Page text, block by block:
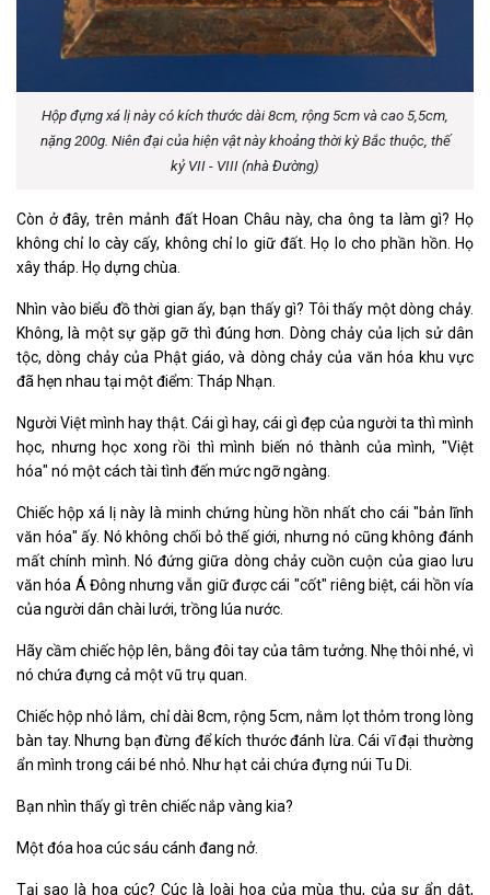
Hộp đựng xá lị này có kích thước dài 8cm, rộng 5cm và cao 5,5cm,
nặng 200g. Niên đại của hiện vật này khoảng thời kỳ Bắc thuộc, thế
kỷ VII - VIII (nhà Đường)
Còn ở đây, trên mảnh đất Hoan Châu này, cha ông ta làm gì? Họ
không chỉ lo cày cấy, không chỉ lo giữ đất. Họ lo cho phần hồn. Họ
xây tháp. Họ dựng chùa.
Nhìn vào biểu đồ thời gian ấy, bạn thấy gì? Tôi thấy một dòng chảy.
Không, là một sự gặp gỡ thì đúng hơn. Dòng chảy của lịch sử dân
tộc, dòng chảy của Phật giáo, và dòng chảy của văn hóa khu vực
đã hẹn nhau tại một điểm: Tháp Nhạn.
Người Việt mình hay thật. Cái gì hay, cái gì đẹp của người ta thì mình
học, nhưng học xong rồi thì mình biến nó thành của mình, "Việt
hóa" nó một cách tài tình đến mức ngỡ ngàng.
Chiếc hộp xá lị này là minh chứng hùng hồn nhất cho cái "bản lĩnh
văn hóa" ấy. Nó không chối bỏ thế giới, nhưng nó cũng không đánh
mất chính mình. Nó đứng giữa dòng chảy cuồn cuộn của giao lưu
văn hóa Á Đông nhưng vẫn giữ được cái "cốt" riêng biệt, cái hồn vía
của người dân chài lưới, trồng lúa nước.
Hãy cầm chiếc hộp lên, bằng đôi tay của tâm tưởng. Nhẹ thôi nhé, vì
nó chứa đựng cả một vũ trụ quan.
Chiếc hộp nhỏ lắm, chỉ dài 8cm, rộng 5cm, nằm lọt thỏm trong lòng
bàn tay. Nhưng bạn đừng để kích thước đánh lừa. Cái vĩ đại thường
ẩn mình trong cái bé nhỏ. Như hạt cải chứa đựng núi Tu Di.
Bạn nhìn thấy gì trên chiếc nắp vàng kia?
Một đóa hoa cúc sáu cánh đang nở.
Tại sao là hoa cúc? Cúc là loài hoa của mùa thu, của sự ẩn dật,